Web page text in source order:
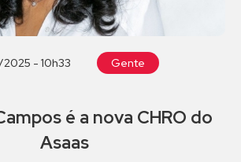
- 10h33 Gente
é a nova CHRO do
Asaas